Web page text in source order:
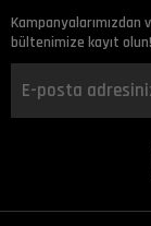
bültenimize kayıt olun!